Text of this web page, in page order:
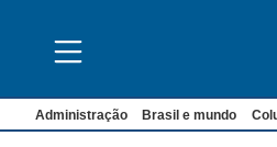
Administração Brasil e mundo